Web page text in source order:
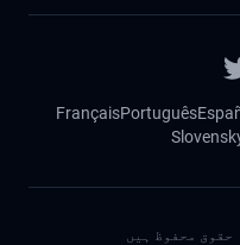
Português
Français
حقوق محفوظ ہیں